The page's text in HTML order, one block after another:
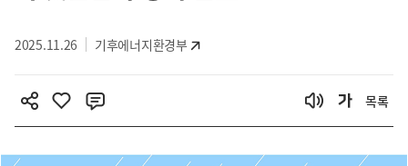
2025.11.26 기후에너지환경부
목록